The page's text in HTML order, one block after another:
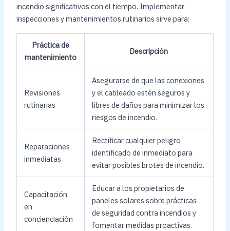
incendio significativos con el tiempo. Implementar
inspecciones y mantenimientos rutinarios sirve para:
Práctica de
mantenimiento
Descripción
Revisiones
rutinarias
Asegurarse de que las conexiones
y el cableado estén seguros y
libres de daños para minimizar los
riesgos de incendio.
Reparaciones
inmediatas
Rectificar cualquier peligro
identificado de inmediato para
evitar posibles brotes de incendio.
Capacitación
en
concienciación
Educar a los propietarios de
paneles solares sobre prácticas
de seguridad contra incendios y
fomentar medidas proactivas.